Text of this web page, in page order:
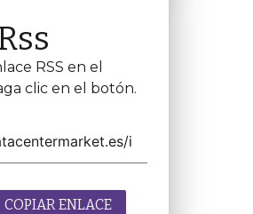
RSS en el
clic en el botón.
COPIAR ENLACE